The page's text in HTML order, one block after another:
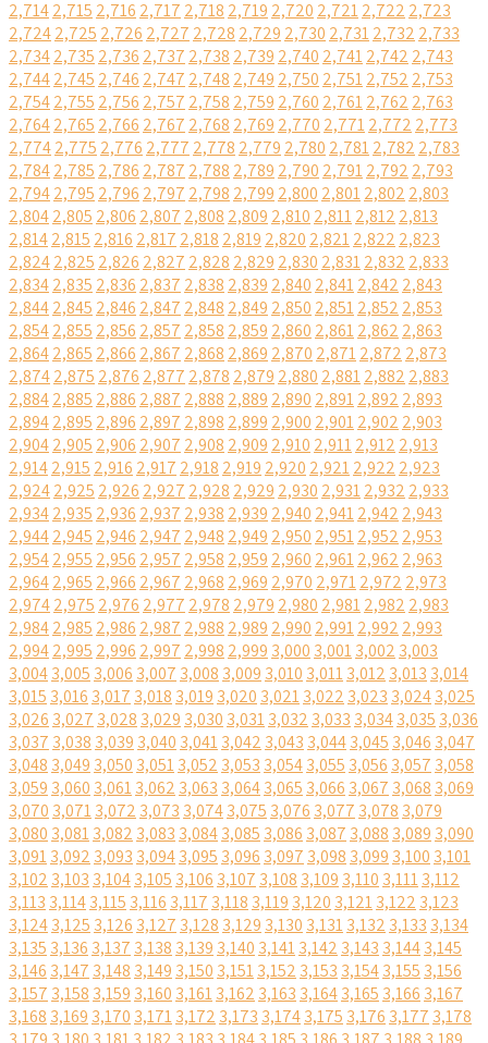
2,7142,715 2,716 2,717 2,718 2,719 2,720 2,7212,722 2,723
2,7242,725 2,726 2,727 2,728 2,729 2,730 2,7312,732 2,733
2,7342,735 2,736 2,737 2,738 2,739 2,740 2,7412,742 2,743
2,7442,745 2,746 2,747 2,748 2,749 2,750 2,7512,752 2,753
2,7542,755 2,756 2,757 2,758 2,759 2,760 2,7612,762 2,763
2,7642,765 2,766 2,767 2,768 2,769 2,770 2,7712,772 2,773
2,7742,775 2,776 2,777 2,778 2,779 2,780 2,7812,782 2,783
2,7842,785 2,786 2,787 2,788 2,789 2,790 2,7912,792 2,793
2,7942,795 2,796 2,797 2,798 2,799 2,800 2,8012,802 2,803
2,8042,805 2,806 2,807 2,808 2,809 2,810 2,8112,812 2,813
2,8142,815 2,816 2,817 2,818 2,819 2,820 2,8212,822 2,823
2,8242,825 2,826 2,827 2,828 2,829 2,830 2,8312,832 2,833
2,8342,835 2,836 2,837 2,838 2,839 2,840 2,8412,842 2,843
2,8442,845 2,846 2,847 2,848 2,849 2,850 2,8512,852 2,853
2,8542,855 2,856 2,857 2,858 2,859 2,860 2,8612,862 2,863
2,8642,865 2,866 2,867 2,868 2,869 2,870 2,8712,872 2,873
2,8742,875 2,876 2,877 2,878 2,879 2,880 2,8812,882 2,883
2,8842,885 2,886 2,887 2,888 2,889 2,890 2,8912,892 2,893
2,8942,895 2,896 2,897 2,898 2,899 2,900 2,9012,902 2,903
2,9042,905 2,906 2,907 2,908 2,909 2,910 2,9112,912 2,913
2,9142,915 2,916 2,917 2,918 2,919 2,920 2,9212,922 2,923
2,9242,925 2,926 2,927 2,928 2,929 2,930 2,9312,932 2,933
2,9342,935 2,936 2,937 2,938 2,939 2,940 2,9412,942 2,943
2,9442,945 2,946 2,947 2,948 2,949 2,950 2,9512,952 2,953
2,9542,955 2,956 2,957 2,958 2,959 2,960 2,9612,962 2,963
2,9642,965 2,966 2,967 2,968 2,969 2,970 2,9712,972 2,973
2,9742,975 2,976 2,977 2,978 2,979 2,980 2,9812,982 2,983
2,9842,985 2,986 2,987 2,988 2,989 2,990 2,9912,992 2,993
2,9942,995 2,996 2,997 2,998 2,999 3,000 3,0013,002 3,003
3,0043,005 3,006 3,007 3,008 3,009 3,010 3,0113,012 3,013 3,014
3,015 3,016 3,017 3,018 3,019 3,020 3,0213,022 3,023 3,0243,025
3,026 3,027 3,028 3,029 3,030 3,0313,032 3,033 3,0343,035 3,036
3,037 3,038 3,039 3,040 3,0413,042 3,043 3,0443,045 3,046 3,047
3,048 3,049 3,050 3,0513,052 3,053 3,0543,055 3,056 3,057 3,058
3,059 3,060 3,0613,062 3,063 3,0643,065 3,066 3,067 3,068 3,069
3,070 3,0713,072 3,073 3,0743,075 3,076 3,077 3,078 3,079
3,080 3,0813,082 3,083 3,0843,085 3,086 3,087 3,088 3,089 3,090
3,0913,092 3,093 3,0943,095 3,096 3,097 3,098 3,099 3,100 3,101
3,102 3,103 3,1043,105 3,106 3,107 3,108 3,109 3,110 3,1113,112
3,113 3,1143,115 3,116 3,117 3,118 3,119 3,120 3,1213,122 3,123
3,1243,125 3,126 3,127 3,128 3,129 3,130 3,1313,132 3,133 3,134
3,135 3,136 3,137 3,138 3,139 3,140 3,1413,142 3,143 3,1443,145
3,146 3,147 3,148 3,149 3,150 3,1513,152 3,153 3,1543,155 3,156
3,157 3,158 3,159 3,160 3,1613,162 3,163 3,1643,165 3,166 3,167
3,168 3,169 3,170 3,1713,172 3,173 3,1743,175 3,176 3,177 3,178